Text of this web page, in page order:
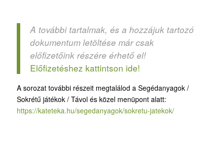
A további tartalmak, és a hozzájuk tartozó
dokumentum letöltése már csak
előfizetőink részére érhető el!
Előfizetéshez kattintson ide!
A sorozat további részeit megtalálod a Segédanyagok /
Sokrétű játékok / Távol és közel menüpont alatt:
https://kateteka.hu/segedanyagok/sokretu-jatekok/